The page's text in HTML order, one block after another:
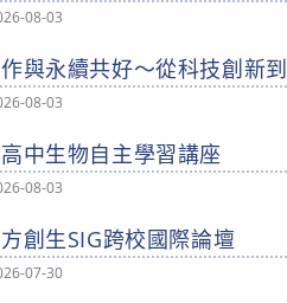
08-03
與永續共好～從科技創新
08-03
中生物自主學習講座
08-03
創生SIG跨校國際論壇
07-30